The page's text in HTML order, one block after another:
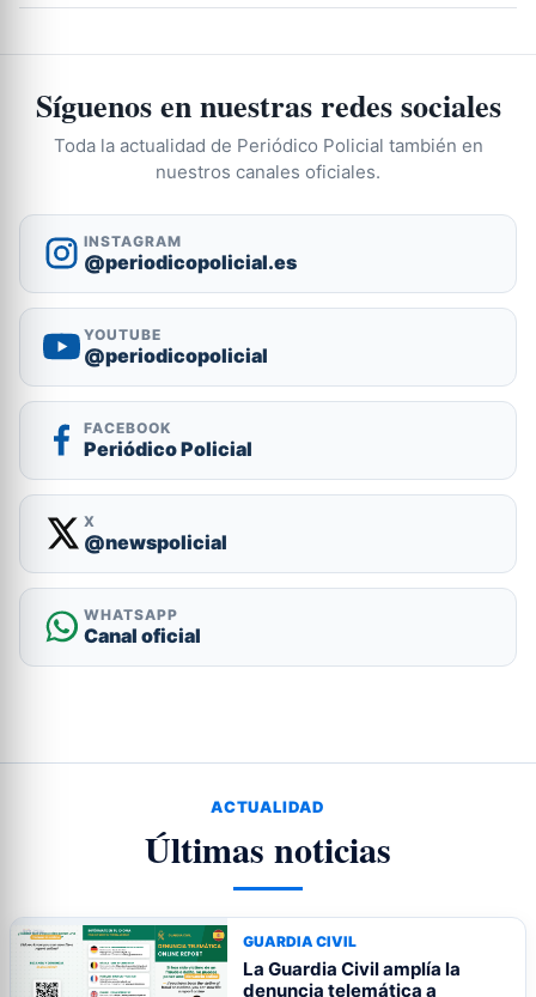
Síguenos en nuestras redes sociales
Toda la actualidad de Periódico Policial también en
nuestros canales oficiales.
INSTAGRAM
@periodicopolicial.es
YOUTUBE
@periodicopolicial
FACEBOOK
Periódico Policial
X
@newspolicial
WHATSAPP
Canal oficial
ACTUALIDAD
Últimas noticias
GUARDIA CIVIL
La Guardia Civil amplía la
denuncia telemática a